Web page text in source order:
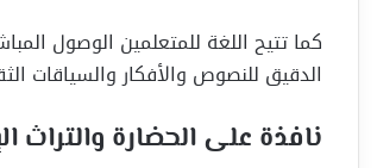
كما تتيح اللغة للمتعلمين الوصول
الدقيق للنصوص والأفكار والسياقات
نافذة على الحضارة والتراث